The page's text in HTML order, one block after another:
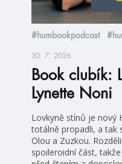
#humbookpodcast
30. 7. 2026
Book clubík:
Lynette Noni
Lovkyně stínů je nový
totálně propadli, a tak
Olou a Zuzkou.
spoileroidní část,